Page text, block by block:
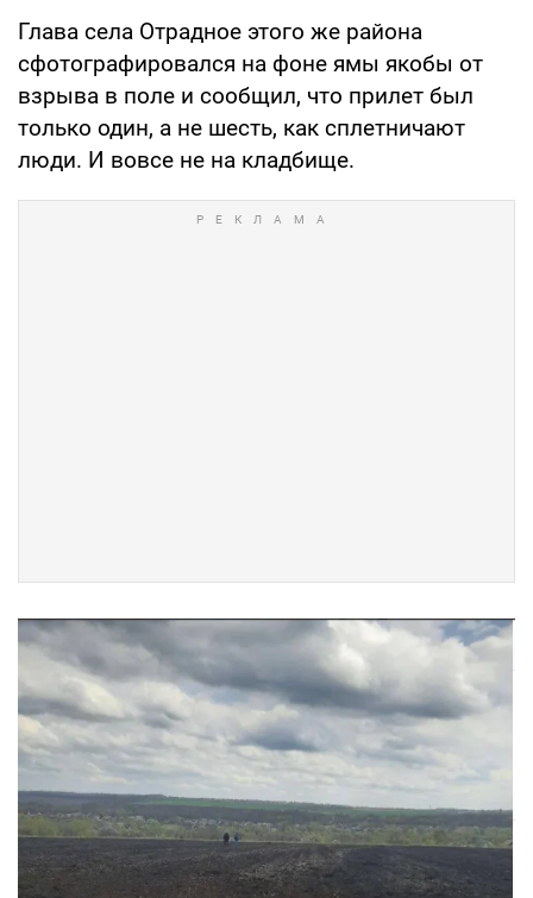
Глава села Отрадное этого же района
сфотографировался на фоне ямы якобы от
взрыва в поле и сообщил, что прилет был
только один, а не шесть, как сплетничают
люди. И вовсе не на кладбище.